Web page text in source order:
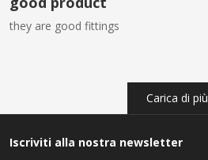
they are good fittings
Carica di più
Iscriviti alla nostra newsletter